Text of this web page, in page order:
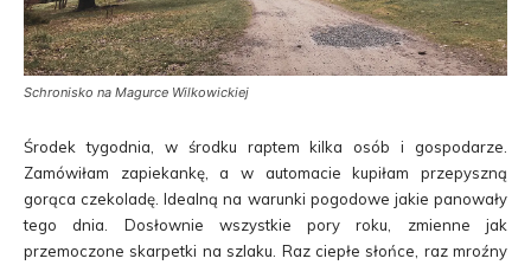
Schronisko na Magurce Wilkowickiej
Środek tygodnia, w środku raptem kilka osób i gospodarze.
Zamówiłam zapiekankę, a w automacie kupiłam przepyszną
gorąca czekoladę. Idealną na warunki pogodowe jakie panowały
tego dnia. Dosłownie wszystkie pory roku, zmienne jak
przemoczone skarpetki na szlaku. Raz ciepłe słońce, raz mroźny